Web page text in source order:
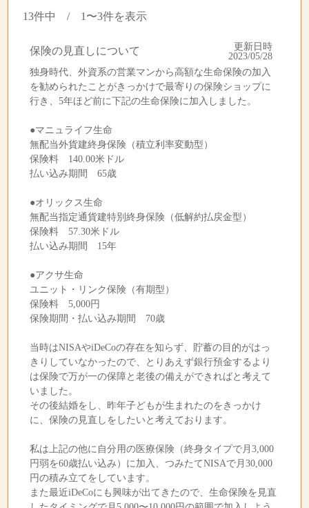
13件中 / 1〜3件を表示
保険の見直しについて
更新日時
2023/05/28
独身時代、外資系の営業マンから高額な生命保険の加入
を勧められたことがきっかけで最寄りの保険ショップに
行き、5年ほど前に下記の生命保険に加入しました。
●マニュライフ生命
無配当外貨建終身保険（積立利率変動型）
保険料 140.00米ドル
払い込み期間 65歳
●オリックス生命
無配当指定通貨建特別終身保険（低解約払戻金型）
保険料 57.30米ドル
払い込み期間 15年
●アクサ生命
ユニット・リンク保険（有期型）
保険料 5,000円
保険期間・払い込み期間 70歳
当時はNISAやiDeCoの存在を知らず、貯蓄の目的がはっ
きりしていなかったので、とりあえず銀行預金するより
は保険で万が一の保障と老後の備えができればと考えて
いました。
その後結婚をし、昨年子どもが生まれたのをきっかけ
に、保険の見直しをしたいと考えております。
私は上記の他に自分用の医療保険（終身タイプで月3,000
円弱を60歳払い込み）に加入、つみたてNISAで月30,000
円の積み立てをしています。
また最近iDeCoにも興味が出てきたので、生命保険を見直